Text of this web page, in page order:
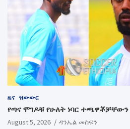
ዜና ዝውውር
የጣና ሞገዶቹ የሁለት ነባር
August 5, 2026 ዳንኤል መስፍን